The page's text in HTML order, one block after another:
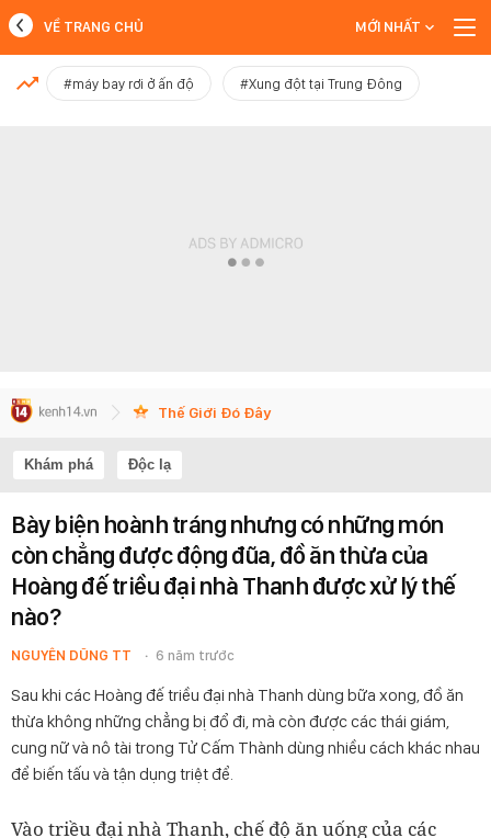
MỚI NHẤT
VỀ TRANG CHỦ MỚI NHẤT
#máy bay rơi ở ấn độ #Xung đột tại Trung Đông
Thế Giới Đó Đây
Khám phá Độc lạ
Bày biện hoành tráng nhưng có những món
còn chẳng được động đũa, đồ ăn thừa của
Hoàng đế triều đại nhà Thanh được xử lý thế
nào?
NGUYÊN DŨNG TT 6 năm trước
Sau khi các Hoàng đế triều đại nhà Thanh dùng bữa xong, đồ ăn
thừa không những chẳng bị đổ đi, mà còn được các thái giám,
cung nữ và nô tài trong Tử Cấm Thành dùng nhiều cách khác nhau
để biến tấu và tận dụng triệt để.
Vào triều đại nhà Thanh, chế độ ăn uống của các